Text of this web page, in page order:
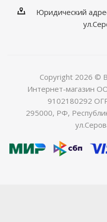
Юридический
Copyright 2026 ©
Интернет-магазин
9102180292
295000, РФ,